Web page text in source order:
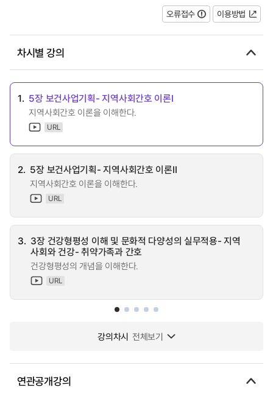
오류접수 이용방법
차시별 강의
1. 5장 보건사업기획- 지역사회간호 이론I
지역사회간호 이론을 이해한다.
URL
2. 5장 보건사업기획- 지역사회간호 이론II
지역사회간호 이론을 이해한다.
URL
3. 3장 건강형평성 이해 및 문화적 다양성의 실무적용- 지역
사회와 건강- 취약가족과 간호
건강형평성의 개념을 이해한다.
URL
강의차시 전체보기
연관공개강의